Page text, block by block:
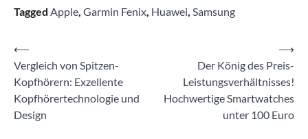
Tagged Apple, Garmin Fenix, Huawei, Samsung
Beitragsnavigation
⟵
Vergleich von Spitzen-
Kopfhörern: Exzellente
Kopfhörertechnologie und
Design
Der König des Preis-
Leistungsverhältnisses!
Hochwertige Smartwatches
unter 100 Euro
⟶